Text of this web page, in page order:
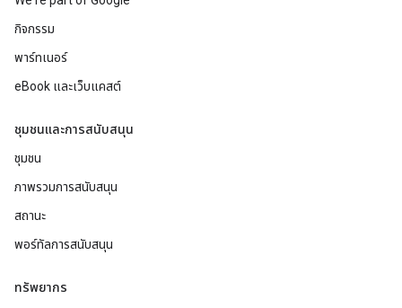
กิจกรรม
พาร์ทเนอร์
eBook และเว็บแคสต์
ชุมชนและการสนับสนุน
ชุมชน
ภาพรวมการสนับสนุน
สถานะ
พอร์ทัลการสนับสนุน
ทรัพยากร